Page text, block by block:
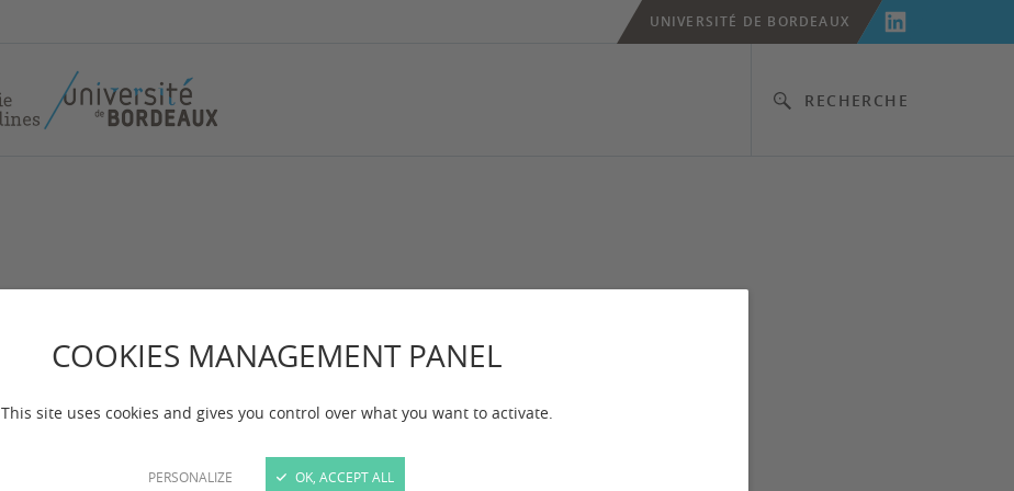
COOKIES MANAGEMENT PANEL
This site uses cookies and gives you control over what you want to activate.
PERSONALIZE OK, ACCEPT ALL
RECHERCHE
UNIVERSITÉ DE BORDEAUX